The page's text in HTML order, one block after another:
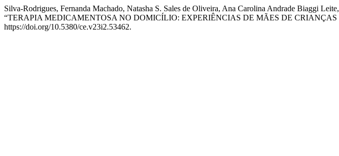
Silva-Rodrigues, Fernanda Machado, Natasha S. Sales de Oliveira, Ana Carolina Andrade Biaggi
“TERAPIA MEDICAMENTOSA NO DOMICÍLIO: EXPERIÊNCIAS DE MÃES DE
https://doi.org/10.5380/ce.v23i2.53462.